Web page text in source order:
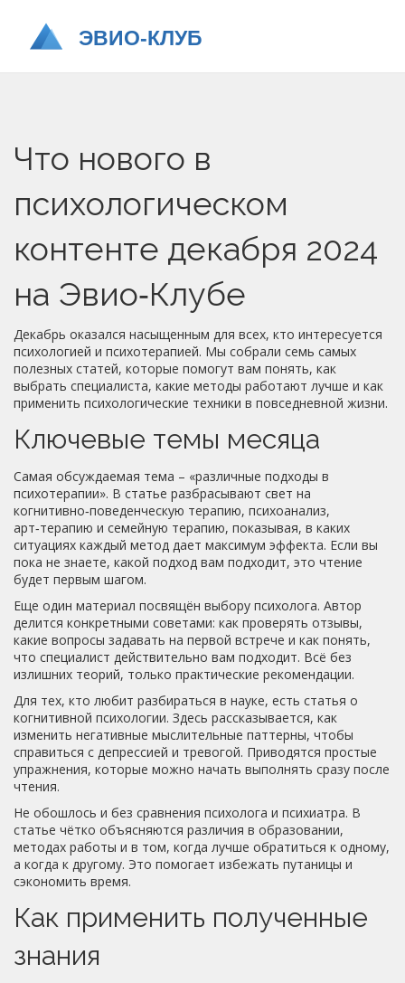
Что нового в
психологическом
контенте декабря 2024
на Эвио‑Клубе
Декабрь оказался насыщенным для всех, кто интересуется
психологией и психотерапией. Мы собрали семь самых
полезных статей, которые помогут вам понять, как
выбрать специалиста, какие методы работают лучше и как
применить психологические техники в повседневной жизни.
Ключевые темы месяца
Самая обсуждаемая тема – «различные подходы в
психотерапии». В статье разбрасывают свет на
когнитивно‑поведенческую терапию, психоанализ,
арт‑терапию и семейную терапию, показывая, в каких
ситуациях каждый метод дает максимум эффекта. Если вы
пока не знаете, какой подход вам подходит, это чтение
будет первым шагом.
Еще один материал посвящён выбору психолога. Автор
делится конкретными советами: как проверять отзывы,
какие вопросы задавать на первой встрече и как понять,
что специалист действительно вам подходит. Всё без
излишних теорий, только практические рекомендации.
Для тех, кто любит разбираться в науке, есть статья о
когнитивной психологии. Здесь рассказывается, как
изменить негативные мыслительные паттерны, чтобы
справиться с депрессией и тревогой. Приводятся простые
упражнения, которые можно начать выполнять сразу после
чтения.
Не обошлось и без сравнения психолога и психиатра. В
статье чётко объясняются различия в образовании,
методах работы и в том, когда лучше обратиться к одному,
а когда к другому. Это помогает избежать путаницы и
сэкономить время.
Как применить полученные
знания